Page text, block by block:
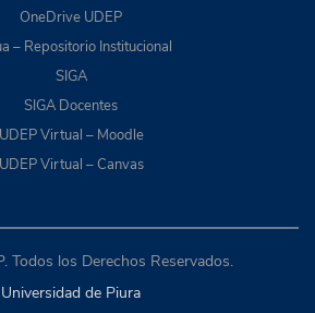
OneDrive UDEP
– Repositorio Institucional
SIGA
SIGA Docentes
UDEP Virtual – Moodle
UDEP Virtual – Canvas
Todos los Derechos Reservados.
Universidad de Piura